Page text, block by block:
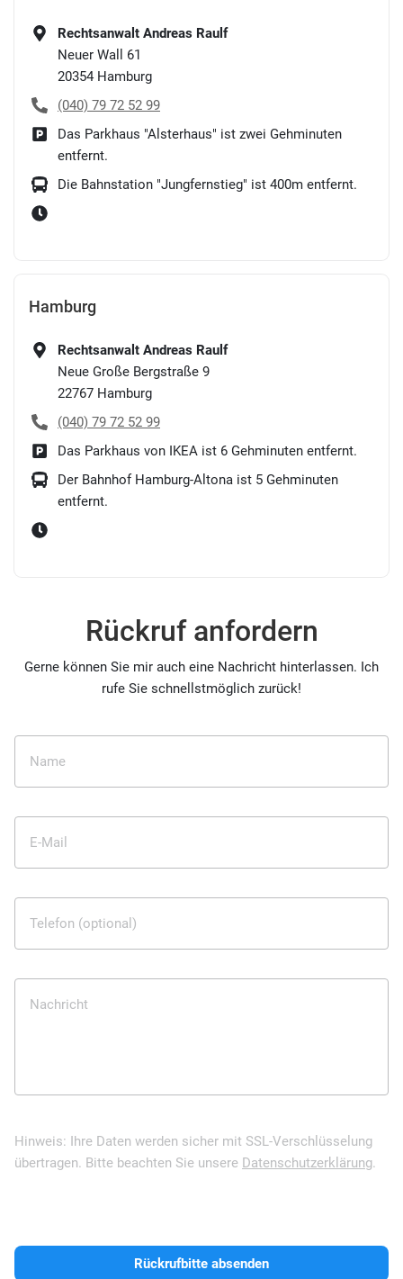
Rechtsanwalt Andreas Raulf
Neuer Wall 61
20354 Hamburg
(040) 79 72 52 99
Das Parkhaus "Alsterhaus" ist zwei Gehminuten
entfernt.
Die Bahnstation "Jungfernstieg" ist 400m entfernt.
Hamburg
Rechtsanwalt Andreas Raulf
Neue Große Bergstraße 9
22767 Hamburg
(040) 79 72 52 99
Das Parkhaus von IKEA ist 6 Gehminuten entfernt.
Der Bahnhof Hamburg-Altona ist 5 Gehminuten
entfernt.
Rückruf anfordern
Gerne können Sie mir auch eine Nachricht hinterlassen. Ich
rufe Sie schnellstmöglich zurück!
Name
E-Mail
Telefon (optional)
Nachricht
Hinweis: Ihre Daten werden sicher mit SSL-Verschlüsselung
übertragen. Bitte beachten Sie unsere Datenschutzerklärung.
Rückrufbitte absenden